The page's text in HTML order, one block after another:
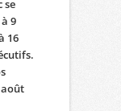
se
9
16